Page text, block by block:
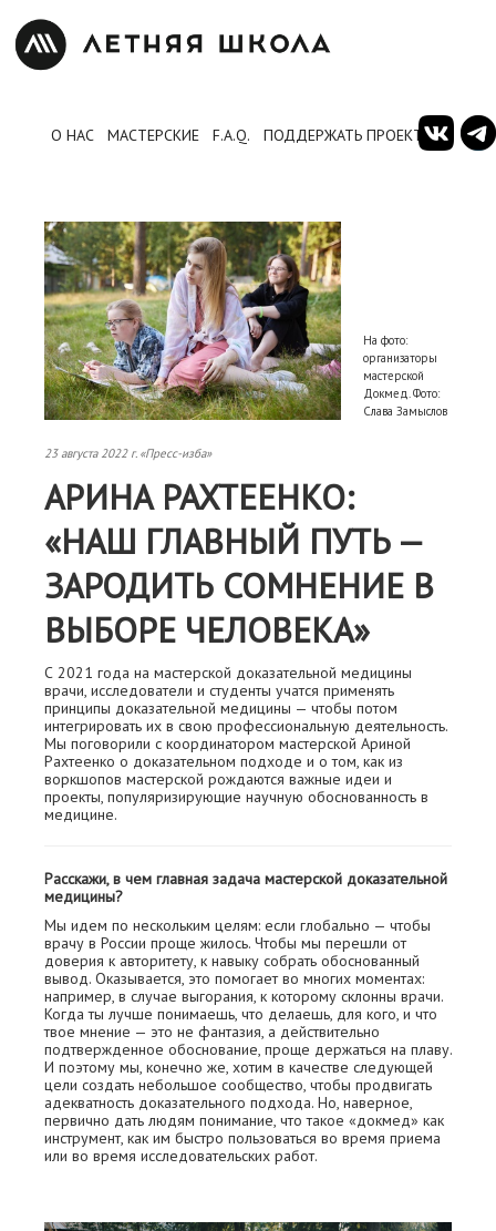
О НАС МАСТЕРСКИЕ F.A.Q. ПОДДЕРЖАТЬ ПРОЕКТ
На фото:
организаторы
мастерской
Докмед. Фото:
Слава Замыслов
23 августа 2022 г. «Пресс-изба»
АРИНА РАХТЕЕНКО:
«НАШ ГЛАВНЫЙ ПУТЬ —
ЗАРОДИТЬ СОМНЕНИЕ В
ВЫБОРЕ ЧЕЛОВЕКА»
С 2021 года на мастерской доказательной медицины
врачи, исследователи и студенты учатся применять
принципы доказательной медицины — чтобы потом
интегрировать их в свою профессиональную деятельность.
Мы поговорили с координатором мастерской Ариной
Рахтеенко о доказательном подходе и о том, как из
воркшопов мастерской рождаются важные идеи и
проекты, популяризирующие научную обоснованность в
медицине.
Расскажи, в чем главная задача мастерской доказательной
медицины?
Мы идем по нескольким целям: если глобально — чтобы
врачу в России проще жилось. Чтобы мы перешли от
доверия к авторитету, к навыку собрать обоснованный
вывод. Оказывается, это помогает во многих моментах:
например, в случае выгорания, к которому склонны врачи.
Когда ты лучше понимаешь, что делаешь, для кого, и что
твое мнение — это не фантазия, а действительно
подтвержденное обоснование, проще держаться на плаву.
И поэтому мы, конечно же, хотим в качестве следующей
цели создать небольшое сообщество, чтобы продвигать
адекватность доказательного подхода. Но, наверное,
первично дать людям понимание, что такое «докмед» как
инструмент, как им быстро пользоваться во время приема
или во время исследовательских работ.